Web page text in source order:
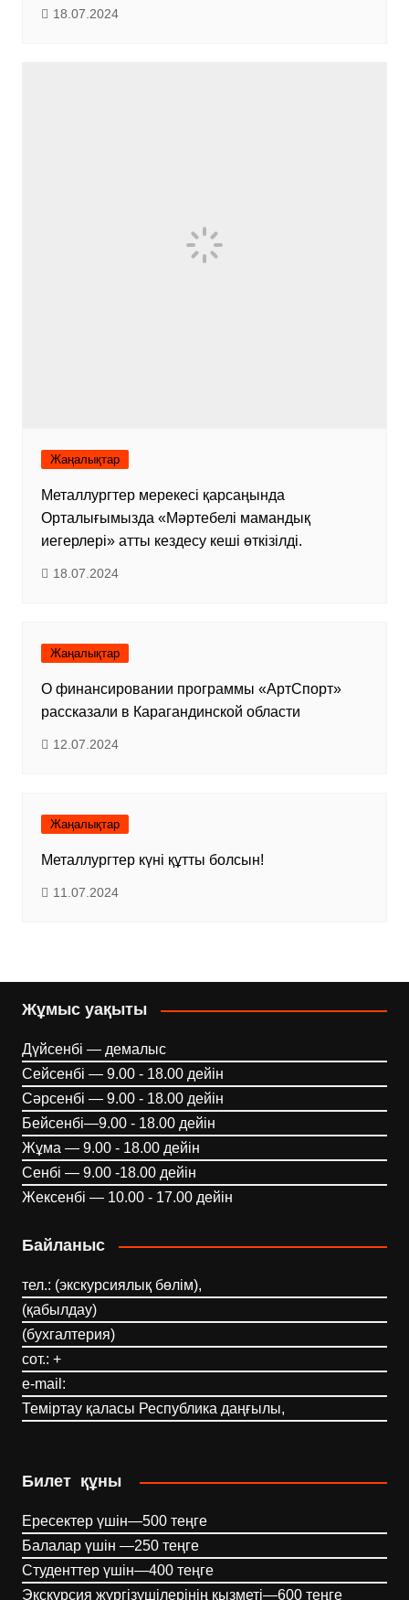
18.07.2024
Жаңалықтар
Металлургтер мерекесі қарсаңында
Орталығымызда «Мәртебелі мамандық
иегерлері» атты кездесу кеші өткізілді.
18.07.2024
Жаңалықтар
О финансировании программы «АртСпорт»
рассказали в Карагандинской области
12.07.2024
Жаңалықтар
Металлургтер күні құтты болсын!
11.07.2024
Жұмыс уақыты
Дүйсенбі — демалыс
Сейсенбі — 9.00 - 18.00 дейін
Сәрсенбі — 9.00 - 18.00 дейін
Бейсенбі—9.00 - 18.00 дейін
Жұма — 9.00 - 18.00 дейін
Сенбі — 9.00 -18.00 дейін
Жексенбі — 10.00 - 17.00 дейін
Байланыс
тел.: (экскурсиялық бөлім),
(қабылдау)
(бухгалтерия)
сот.: +
e-mail:
Теміртау қаласы Республика даңғылы,
Билет құны
Ересектер үшін—500 теңге
Балалар үшін —250 теңге
Студенттер үшін—400 теңге
Экскурсия жүргізушілерінің қызметі—600 теңге